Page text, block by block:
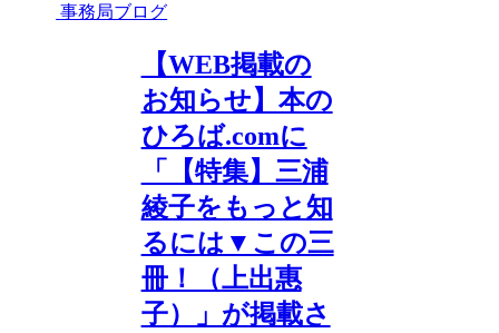
事務局ブログ
【WEB掲載の
お知らせ】本の
ひろば.comに
「【特集】三浦
綾子をもっと知
るには▼この三
冊！（上出惠
子）」が掲載さ